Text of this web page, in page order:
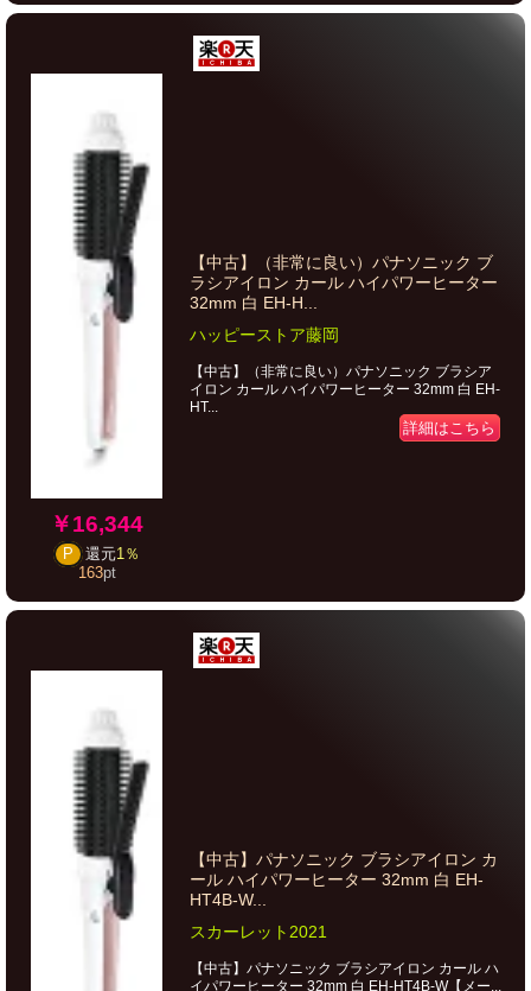
￥16,344
P 還元1％
163pt
【中古】（非常に良い）パナソニック ブ
ラシアイロン カール ハイパワーヒーター
32mm 白 EH-H...
ハッピーストア藤岡
【中古】（非常に良い）パナソニック ブラシア
イロン カール ハイパワーヒーター 32mm 白 EH-
HT...
詳細はこちら
【中古】パナソニック ブラシアイロン カ
ール ハイパワーヒーター 32mm 白 EH-
HT4B-W...
スカーレット2021
【中古】パナソニック ブラシアイロン カール ハ
イパワーヒーター 32mm 白 EH-HT4B-W【メー...